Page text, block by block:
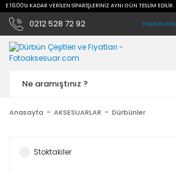
16:00'a KADAR VERİLEN SİPARİŞLERİNİZ AYNI GÜN TESLİM EDİLİR.
0212 528 72 92 Hakkımızda
Anasayfa AKSESUARLAR Dürbünler
Stoktakiler